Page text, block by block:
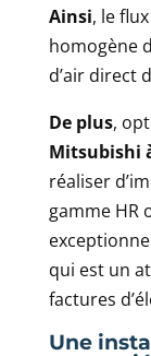
Ainsi, le
homogène
d’air direct
De plus,
Mitsubishi
réaliser
gamme HR
qui est un
factures
Une